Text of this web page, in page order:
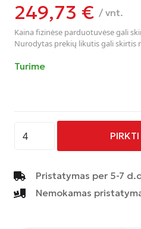
249,73 € / vnt.
Kaina fizinėse parduotuvėse gali
Nurodytas prekių likutis gali skirtis
Turime
kiekis:
-
AF18
-
PIRKTI
Pristatymas per 5-7
Nemokamas